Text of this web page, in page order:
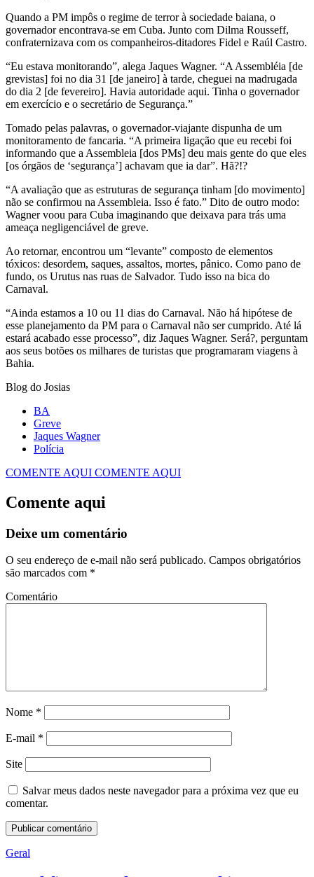
Quando a PM impôs o regime de terror à sociedade baiana, o
governador encontrava-se em Cuba. Junto com Dilma Rousseff,
confraternizava com os companheiros-ditadores Fidel e Raúl Castro.
“Eu estava monitorando”, alega Jaques Wagner. “A Assembléia [de
grevistas] foi no dia 31 [de janeiro] à tarde, cheguei na madrugada
do dia 2 [de fevereiro]. Havia autoridade aqui. Tinha o governador
em exercício e o secretário de Segurança.”
Tomado pelas palavras, o governador-viajante dispunha de um
monitoramento de fancaria. “A primeira ligação que eu recebi foi
informando que a Assembleia [dos PMs] deu mais gente do que eles
[os órgãos de ‘segurança’] achavam que ia dar”. Hã?!?
“A avaliação que as estruturas de segurança tinham [do movimento]
não se confirmou na Assembleia. Isso é fato.” Dito de outro modo:
Wagner voou para Cuba imaginando que deixava para trás uma
ameaça negligenciável de greve.
Ao retornar, encontrou um “levante” composto de elementos
tóxicos: desordem, saques, assaltos, mortes, pânico. Como pano de
fundo, os Urutus nas ruas de Salvador. Tudo isso na bica do
Carnaval.
“Ainda estamos a 10 ou 11 dias do Carnaval. Não há hipótese de
esse planejamento da PM para o Carnaval não ser cumprido. Até lá
estará acabado esse processo”, diz Jaques Wagner. Será?, perguntam
aos seus botões os milhares de turistas que programaram viagens à
Bahia.
Blog do Josias
BA
Greve
Jaques Wagner
Polícia
COMENTE AQUI COMENTE AQUI
Comente aqui
Deixe um comentário
O seu endereço de e-mail não será publicado. Campos obrigatórios
são marcados com *
Comentário
Nome *
E-mail *
Site
Salvar meus dados neste navegador para a próxima vez que eu
comentar.
Geral